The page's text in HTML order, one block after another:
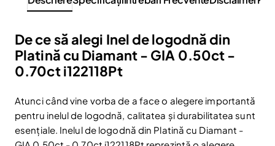
De ce să alegi Inel de logodnă din
Platină cu Diamant - GIA 0.50ct -
0.70ct i122118Pt
Atunci când vine vorba de a face o alegere importantă
pentru inelul de logodnă, calitatea și durabilitatea sunt
esențiale. Inelul de logodnă din Platină cu Diamant -